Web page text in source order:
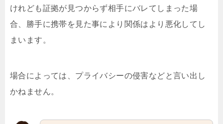
けれども証拠が見つからず相手にバレてしまった場
合、勝手に携帯を見た事により関係はより悪化してし
まいます。
場合によっては、プライバシーの侵害などと言い出し
かねません。